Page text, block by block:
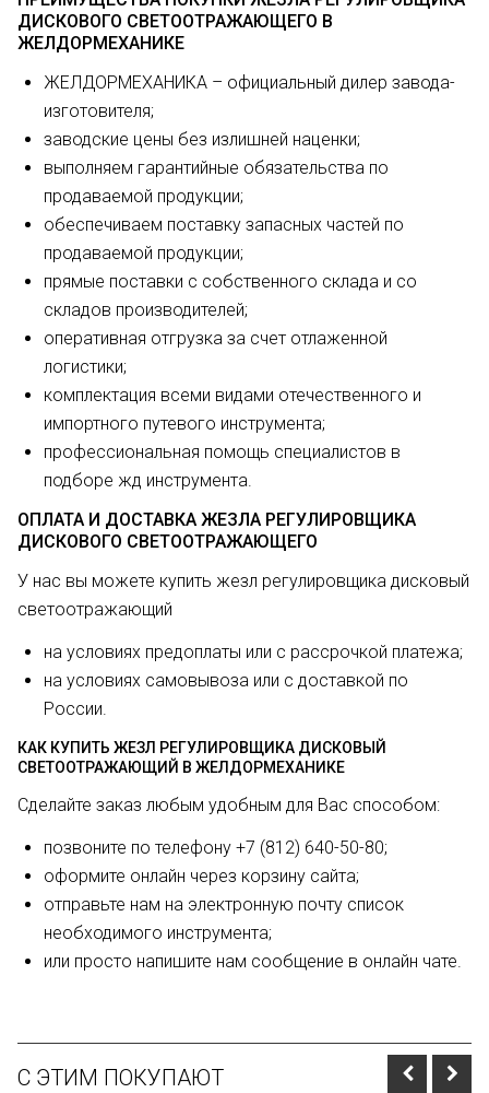
ДИСКОВОГО СВЕТООТРАЖАЮЩЕГО В
ЖЕЛДОРМЕХАНИКЕ
ЖЕЛДОРМЕХАНИКА – официальный дилер завода-
изготовителя;
заводские цены без излишней наценки;
выполняем гарантийные обязательства по
продаваемой продукции;
обеспечиваем поставку запасных частей по
продаваемой продукции;
прямые поставки с собственного склада и со
складов производителей;
оперативная отгрузка за счет отлаженной
логистики;
комплектация всеми видами отечественного и
импортного путевого инструмента;
профессиональная помощь специалистов в
подборе жд инструмента.
ОПЛАТА И ДОСТАВКА ЖЕЗЛА РЕГУЛИРОВЩИКА
ДИСКОВОГО СВЕТООТРАЖАЮЩЕГО
У нас вы можете купить жезл регулировщика дисковый
светоотражающий
на условиях предоплаты или с рассрочкой платежа;
на условиях самовывоза или с доставкой по
России.
КАК КУПИТЬ ЖЕЗЛ РЕГУЛИРОВЩИКА ДИСКОВЫЙ
СВЕТООТРАЖАЮЩИЙ В ЖЕЛДОРМЕХАНИКЕ
Сделайте заказ любым удобным для Вас способом:
позвоните по телефону +7 (812) 640-50-80;
оформите онлайн через корзину сайта;
отправьте нам на электронную почту список
необходимого инструмента;
или просто напишите нам сообщение в онлайн чате.
С ЭТИМ ПОКУПАЮТ